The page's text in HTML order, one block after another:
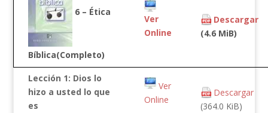
6 – Ética
Bíblica(Completo)
Ver
Online
Descargar
(4.6 MiB)
Lección 1: Dios lo
hizo a usted lo que
es
Ver
Online
Descargar
(364.0 KiB)